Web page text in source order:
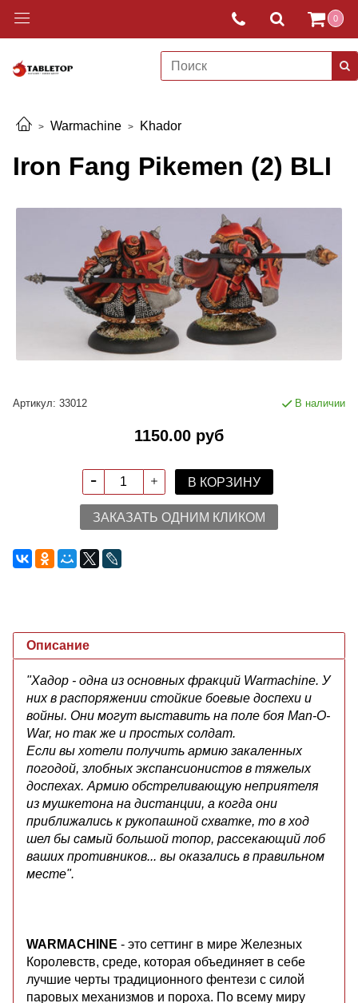
0
Warmachine Khador
Iron Fang Pikemen (2) BLI
Артикул: 33012 В наличии
1150.00 руб
В КОРЗИНУ
ЗАКАЗАТЬ ОДНИМ КЛИКОМ
Описание
"Хадор - одна из основных фракций Warmachine. У
них в распоряжении стойкие боевые доспехи и
войны. Они могут выставить на поле боя Man-O-
War, но так же и простых солдат.
Если вы хотели получить армию закаленных
погодой, злобных экспансионистов в тяжелых
доспехах. Армию обстреливающую неприятеля
из мушкетона на дистанции, а когда они
приближались к рукопашной схватке, то в ход
шел бы самый большой топор, рассекающий лоб
ваших противников... вы оказались в правильном
месте".
WARMACHINE - это сеттинг в мире Железных
Королевств, среде, которая объединяет в себе
лучшие черты традиционного фентези с силой
паровых механизмов и пороха. По всему миру